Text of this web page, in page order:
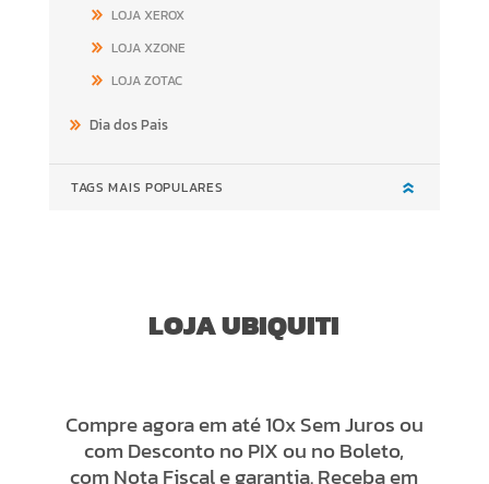
LOJA XEROX
LOJA XZONE
LOJA ZOTAC
Dia dos Pais
TAGS MAIS POPULARES
LOJA UBIQUITI
Compre agora em até 10x Sem Juros ou
com Desconto no PIX ou no Boleto,
com Nota Fiscal e garantia. Receba em